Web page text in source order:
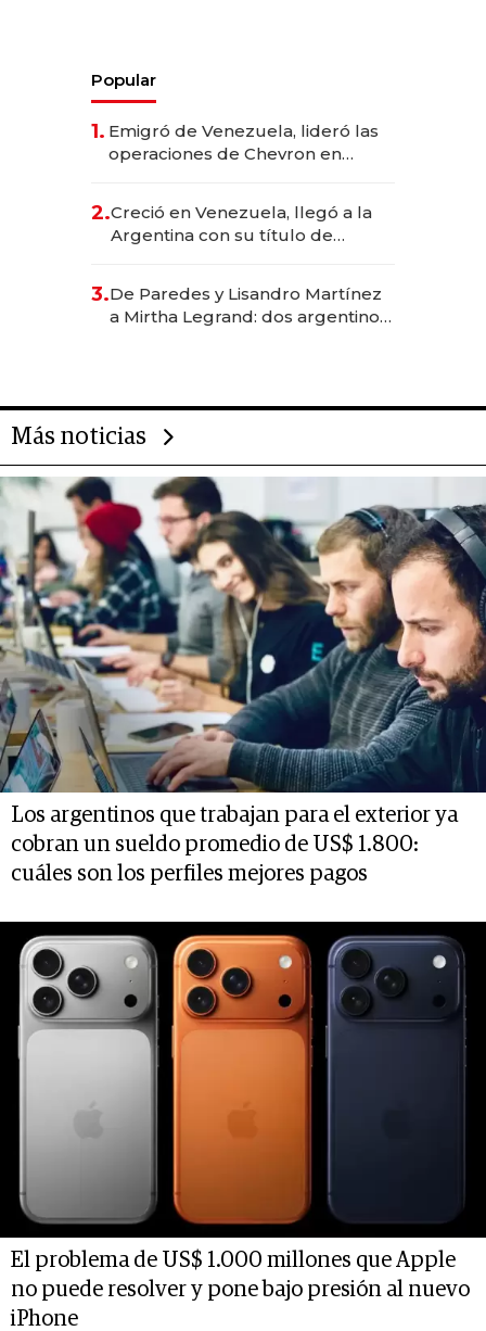
Popular
1. Emigró de Venezuela, lideró las
operaciones de Chevron en
2.Creció en Venezuela, llegó a la
Argentina con su título de
las marcas "fast premium"
3.De Paredes y Lisandro Martínez
a Mirtha Legrand: dos argentinos
Más noticias
Los argentinos que trabajan para el exterior ya
cobran un sueldo promedio de US$ 1.800:
cuáles son los perfiles mejores pagos
El problema de US$ 1.000 millones que Apple
no puede resolver y pone bajo presión al nuevo
iPhone